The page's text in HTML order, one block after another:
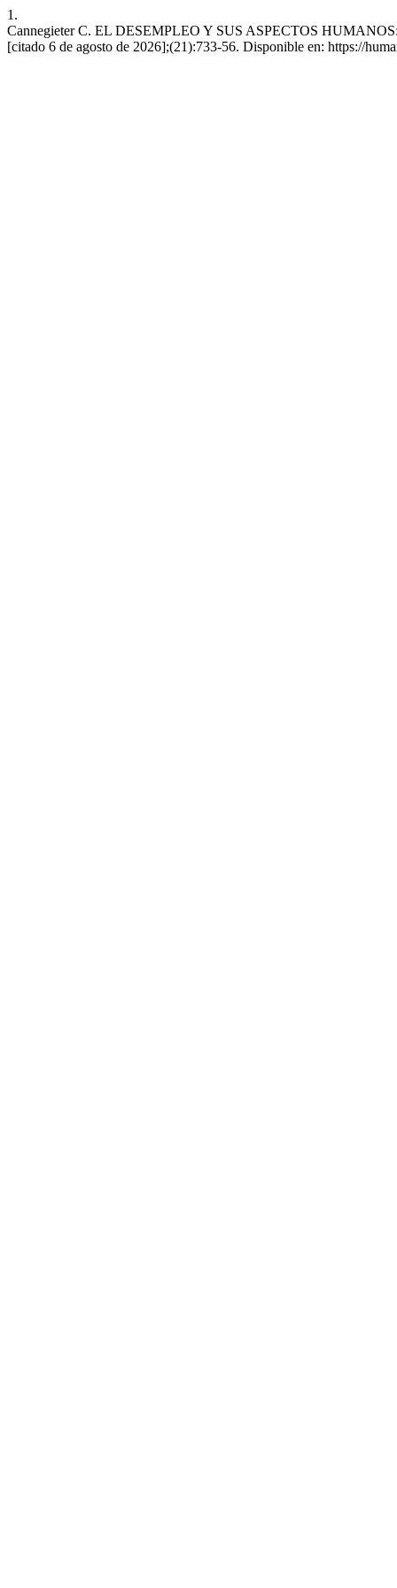
1.
Cannegieter C. EL DESEMPLEO Y SUS ASPECTOS
[citado 6 de agosto de 2026];(21):733-56. Disponible en: https://